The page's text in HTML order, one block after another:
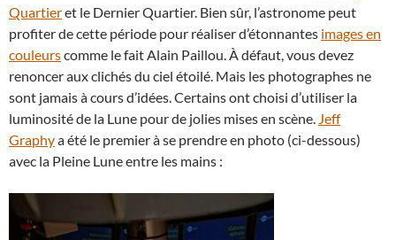
Quartieret le Dernier Quartier. Bien sûr, l’astronome peut
profiter de cette période pour réaliser d’étonnantes images en
couleurscomme le fait Alain Paillou. À défaut, vous devez
renoncer aux clichés du ciel étoilé. Mais les photographes ne
sont jamais à cours d’idées. Certains ont choisi d’utiliser la
luminosité de la Lune pour de jolies mises en scène. Jeff
Graphya été le premier à se prendre en photo (ci-dessous)
avec la Pleine Lune entre les mains :